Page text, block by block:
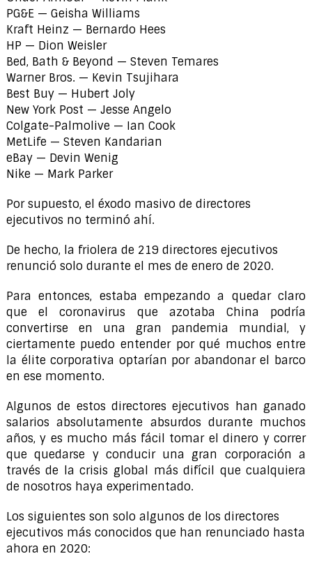
PG&E — Geisha Williams
Kraft Heinz — Bernardo Hees
HP — Dion Weisler
Bed, Bath & Beyond — Steven Temares
Warner Bros. — Kevin Tsujihara
Best Buy — Hubert Joly
New York Post — Jesse Angelo
Colgate-Palmolive — Ian Cook
MetLife — Steven Kandarian
eBay — Devin Wenig
Nike — Mark Parker
Por supuesto, el éxodo masivo de directores
ejecutivos no terminó ahí.
De hecho, la friolera de 219 directores ejecutivos
renunció solo durante el mes de enero de 2020.
Para entonces, estaba empezando a quedar claro
que el coronavirus que azotaba China podría
convertirse en una gran pandemia mundial, y
ciertamente puedo entender por qué muchos entre
la élite corporativa optarían por abandonar el barco
en ese momento.
Algunos de estos directores ejecutivos han ganado
salarios absolutamente absurdos durante muchos
años, y es mucho más fácil tomar el dinero y correr
que quedarse y conducir una gran corporación a
través de la crisis global más difícil que cualquiera
de nosotros haya experimentado.
Los siguientes son solo algunos de los directores
ejecutivos más conocidos que han renunciado hasta
ahora en 2020: